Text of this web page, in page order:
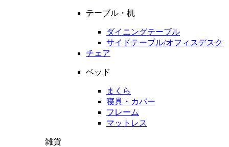
テーブル・机
ダイニングテーブル
サイドテーブル/オフィスデスク
チェア
ベッド
まくら
寝具・カバー
フレーム
マットレス
雑貨